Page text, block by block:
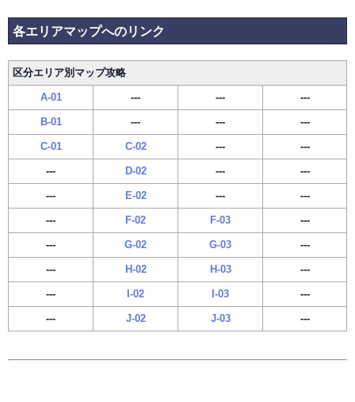
各エリアマップへのリンク
区分エリア別マップ攻略
A-01 --- --- ---
B-01 --- --- ---
C-01 C-02 --- ---
--- D-02 --- ---
--- E-02 --- ---
--- F-02 F-03 ---
--- G-02 G-03 ---
--- H-02 H-03 ---
--- I-02 I-03 ---
--- J-02 J-03 ---